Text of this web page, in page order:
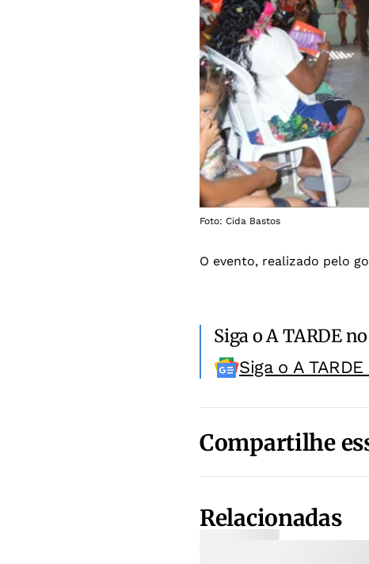
Foto: Cida Bastos
O evento, realizado pelo
Siga o A TARDE
Siga o A
Compartilhe
Relacionadas